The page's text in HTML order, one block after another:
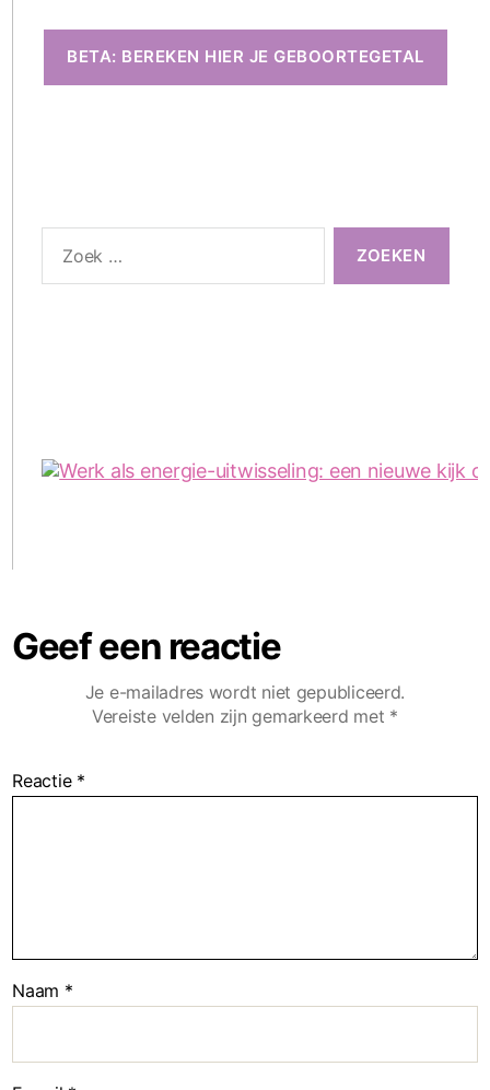
BETA: BEREKEN HIER JE GEBOORTEGETAL
naar:
Geef een reactie
Je e-mailadres wordt niet gepubliceerd.
Vereiste velden zijn gemarkeerd met *
Reactie *
Naam *